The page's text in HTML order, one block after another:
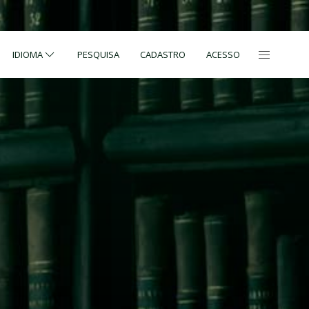
IDIOMA PESQUISA CADASTRO ACESSO